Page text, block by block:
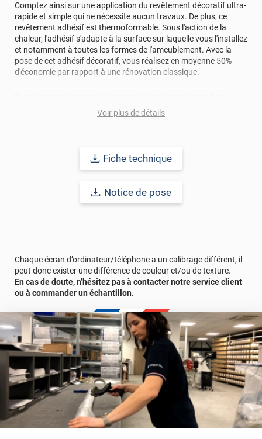
Comptez ainsi sur une application du revêtement décoratif ultra-
rapide et simple qui ne nécessite aucun travaux. De plus, ce
revêtement adhésif est thermoformable. Sous l'action de la
chaleur, l'adhésif s'adapte à la surface sur laquelle vous l'installez
et notamment à toutes les formes de l'ameublement. Avec la
pose de cet adhésif décoratif, vous réalisez en moyenne 50%
d'économie par rapport à une rénovation classique.
comptez sur ce vinyl de haute qualité avec une excellente
résistance à l’eau, à la saleté, à l’abrasion, aux UV et à l’usure.
revêtement peut être installé dans un lieu ouvert public.
écaillage, délamination et jaunissement)
Voir plus de détails
Fiche technique
Notice de pose
Chaque écran d’ordinateur/téléphone a un calibrage différent, il
peut donc exister une différence de couleur et/ou de texture.
En cas de doute, n’hésitez pas à contacter notre service client
ou à commander un échantillon.